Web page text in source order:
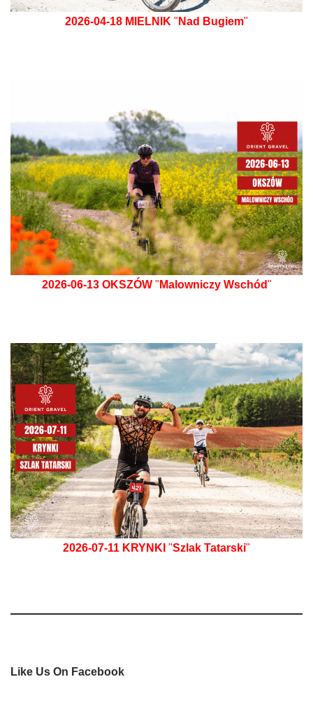
2026-04-18 MIELNIK " Nad Bugiem"
2026-06-13 OKSZÓW" Malowniczy Wschód"
2026-07-11 KRYNKI "Szlak Tatarski"
Like Us On Facebook